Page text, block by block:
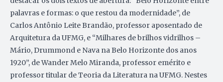
palavras e formas: o que restou da modernidade”, de
Carlos Antônio Leite Brandão, professor aposentado de
Arquitetura da UFMG, e “Milhares de brilhos vidrilhos –
Mário, Drummond e Nava na Belo Horizonte dos anos
1920”, de Wander Melo Miranda, professor emérito e
professor titular de Teoria da Literatura na UFMG. Nestes